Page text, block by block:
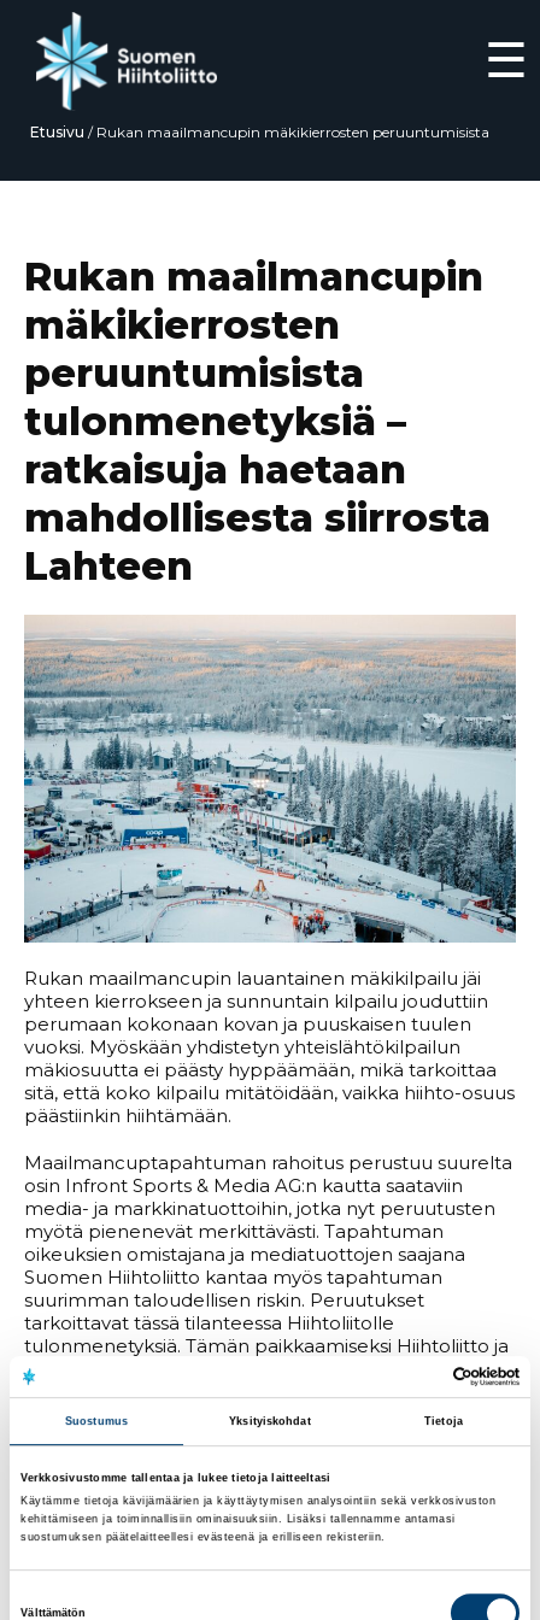
Suostumus Yksityiskohdat Tietoja
Verkkosivustomme tallentaa ja lukee tietoja laitteeltasi
Käytämme tietoja kävijämäärien ja käyttäytymisen analysointiin sekä verkkosivuston
kehittämiseen ja toiminnallisiin ominaisuuksiin. Lisäksi tallennamme antamasi
suostumuksen päätelaitteellesi evästeenä ja erilliseen rekisteriin.
Välttämätön
☰
Etusivu / Rukan maailmancupin mäkikierrosten peruuntumisista
Rukan maailmancupin
mäkikierrosten
peruuntumisista
tulonmenetyksiä –
ratkaisuja haetaan
mahdollisesta siirrosta
Lahteen
Rukan maailmancupin lauantainen mäkikilpailu jäi
yhteen kierrokseen ja sunnuntain kilpailu jouduttiin
perumaan kokonaan kovan ja puuskaisen tuulen
vuoksi. Myöskään yhdistetyn yhteislähtökilpailun
mäkiosuutta ei päästy hyppäämään, mikä tarkoittaa
sitä, että koko kilpailu mitätöidään, vaikka hiihto-osuus
päästiinkin hiihtämään.
Maailmancuptapahtuman rahoitus perustuu suurelta
osin Infront Sports & Media AG:n kautta saataviin
media- ja markkinatuottoihin, jotka nyt peruutusten
myötä pienenevät merkittävästi. Tapahtuman
oikeuksien omistajana ja mediatuottojen saajana
Suomen Hiihtoliitto kantaa myös tapahtuman
suurimman taloudellisen riskin. Peruutukset
tarkoittavat tässä tilanteessa Hiihtoliitolle
tulonmenetyksiä. Tämän paikkaamiseksi Hiihtoliitto ja
FIS esimerkiksi neuvottelevat mahdollisuudesta siirtää
peruutettu mäkikilpailu Salpausselän kisojen
yhteyteen maaliskuulle.
mäkikilpailun mahdollinen siirto selviää ja saamme
asioista neuvoteltua yhteistyökumppaneiden kanssa.
Taloudellinen haaste on harmillisen suuri. Joka
valmistautumisen, eikä siitä suunnitelmasta tingitä,